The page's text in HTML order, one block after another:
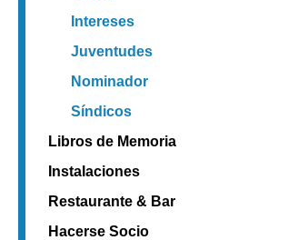
Intereses
Juventudes
Nominador
Síndicos
Libros de Memoria
Instalaciones
Restaurante & Bar
Hacerse Socio